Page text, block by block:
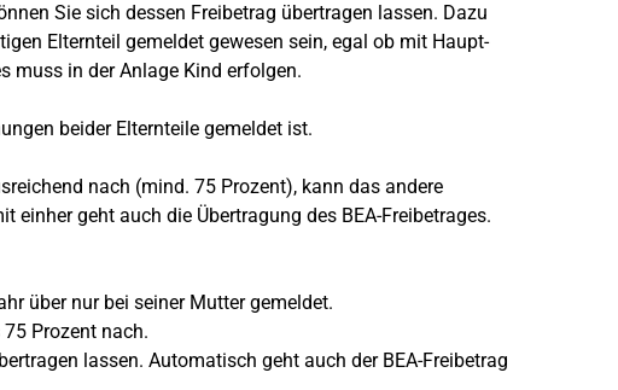
Sie sich dessen Freibetrag übertragen lassen. Dazu
Elternteil gemeldet gewesen sein, egal ob mit Haupt-
muss in der Anlage Kind erfolgen.
beider Elternteile gemeldet ist.
nach (mind. 75 Prozent), kann das andere
geht auch die Übertragung des BEA-Freibetrages.
über nur bei seiner Mutter gemeldet.
Prozent nach.
lassen. Automatisch geht auch der BEA-Freibetrag